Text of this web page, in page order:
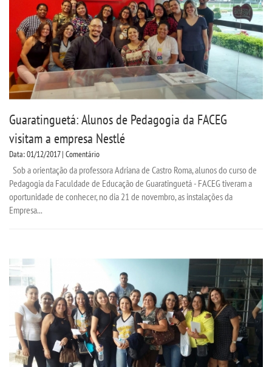
Guaratinguetá: Alunos de Pedagogia da FACEG
visitam a empresa Nestlé
Data: 01/12/2017 | Comentário
Sob a orientação da professora Adriana de Castro Roma, alunos do curso de
Pedagogia da Faculdade de Educação de Guaratinguetá - FACEG tiveram a
oportunidade de conhecer, no dia 21 de novembro, as instalações da
Empresa...